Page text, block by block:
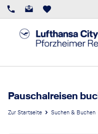
Pauschalreisen
Zur Startseite Suchen & Buchen